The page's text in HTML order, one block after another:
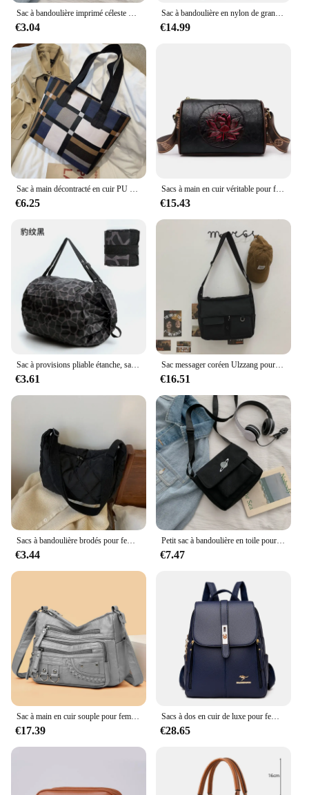
Sac à bandoulière imprimé céleste pour femme, petit sac messager étudiant, sac initié en toile, collage décontracté
€3.04
Sac à bandoulière en nylon de grande capacité pour femmes, cartables pour lycéennes, sac messager, nouveau
€14.99
Sac à main décontracté en cuir PU pour femme, fourre-tout grande capacité, sac initié au shopping, pack féminin, sac 03 utilisation, notifications à main
€6.25
Sacs à main en cuir véritable pour femmes, marque de luxe, de styliste, à bandoulière, 2022
€15.43
Sac à provisions pliable étanche, sacs de rangement de voyage en plein air, sac de plage portable de grande capacité, sac d'épicerie de supermarché, notifications
€3.61
Sac messager coréen Ulzzang pour femme, sacs en nylon, sacs à bandoulière multipoches pour femme, sac de livre scolaire lancé, sac pour fille, nouveau, 2023
€16.51
Sacs à bandoulière brodés pour femmes, sacs à main de grande capacité, sac messager lancé, mode populaire féminine, sac shopper Hobos
€3.44
Petit sac à bandoulière en toile pour femme, sac messager étudiant, collage décontracté, initié, imprimé
€7.47
Sac à main en cuir souple pour femme, célèbre designer, sac à bandoulière initié, sacs à main pour femme, haute qualité, nouveau, 2024
€17.39
Sacs à dos en cuir de luxe pour femmes et filles, sac à dos décontracté, sac à dos vintage noir, sacs d'école, sac à dos Mochila
€28.65